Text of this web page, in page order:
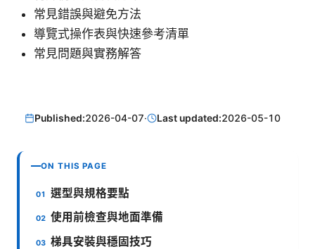
常見錯誤與避免方法
導覽式操作表與快速參考清單
常見問題與實務解答
Published:2026-04-07· Last updated:2026-05-10
ON THIS PAGE
選型與規格要點
使用前檢查與地面準備
梯具安裝與穩固技巧